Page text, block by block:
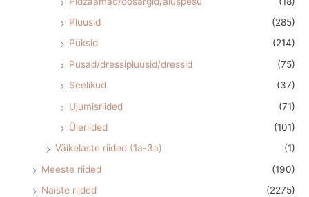
Pluusid
(285)
Püksid
(214)
Pusad/dressipluusid/dressid
(75)
Seelikud
(37)
Ujumisriided
(71)
Üleriided
(101)
Väikelaste riided (1a-3a)
(1)
Meeste riided
(190)
Naiste riided
(2275)